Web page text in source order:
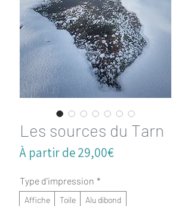
Les sources du Tarn
À partir de29,00€Prix
Type d'impression *
Affiche Toile
Alu dibond